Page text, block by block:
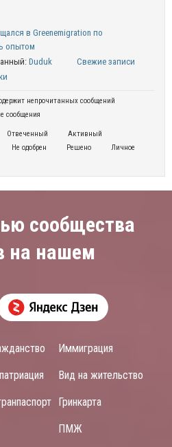
в Greenemigration по
опытом
Duduk
Свежие записи
непрочитанных сообщений
сообщения
Отвеченный
Активный
Не одобрен Решено
Личное
сообщества
на нашем
Иммиграция
Вид на жительство
Гринкарта
ПМЖ